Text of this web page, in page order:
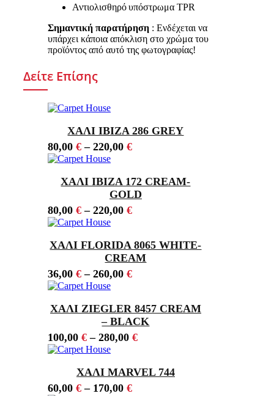
Αντιολισθηρόυπόστρωμα TPR
Σημαντική παρατήρηση: Ενδέχεται να
υπάρχει κάποια απόκλιση στο χρώμα του
προϊόντος από αυτό της φωτογραφίας!
Δείτε Επίσης
ΧΑΛΙ IBIZA 286 GREY
80,00 €– 220,00 €
ΧΑΛΙ IBIZA 172 CREAM-
GOLD
80,00 €– 220,00 €
ΧΑΛΙ FLORIDA 8065 WHITE-
CREAM
36,00 €– 260,00 €
ΧΑΛΙ ZIEGLER 8457 CREAM
– BLACK
100,00 €– 280,00 €
ΧΑΛΙ MARVEL 744
60,00 €– 170,00 €